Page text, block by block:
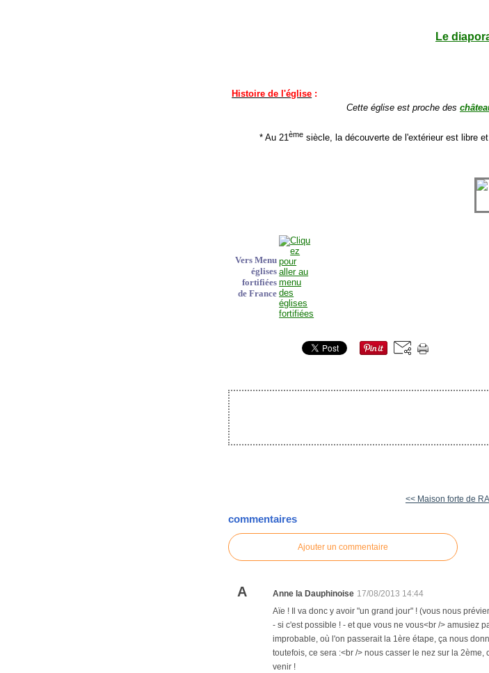
Le
Histoire de l'église :
Cette église est proche des
* Au 21ème siècle, la découverte de l'extérieur est libre
Vers Menu
églises
fortifiées
de France
<< Maison forte de
commentaires
Ajouter un commentaire
A Anne la Dauphinoise 17/08/2013 14:44
Aïe ! Il va donc y avoir "un grand jour" ! (vous nous
- si c'est possible ! - et que vous ne vous<br /> amusiez
improbable, où l'on passerait la 1ère étape, ça nous
toutefois, ce sera :<br /> nous casser le nez sur la
venir !